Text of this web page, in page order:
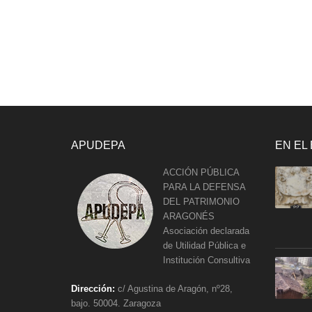
APUDEPA
ACCIÓN PÚBLICA
PARA LA DEFENSA
DEL PATRIMONIO
ARAGONÉS
Asociación declarada
de Utilidad Pública e
Institución Consultiva
Dirección: c/ Agustina de Aragón, nº28,
bajo. 50004. Zaragoza
EN EL